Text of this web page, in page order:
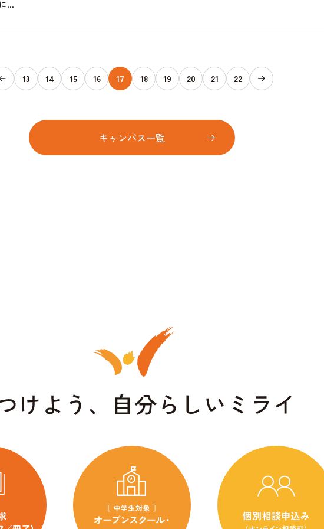
...
13 14 15 16 17 18 19 20 21 22
キャンパス一覧